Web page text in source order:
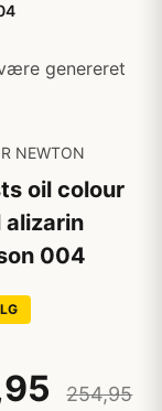
genereret
NEWTON
oil colour
alizarin
004
254,95